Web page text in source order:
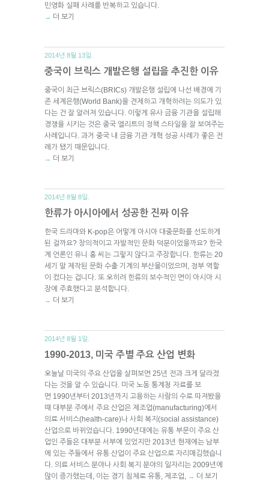
민영화 실패 사례를 반복하고 있습니다.
→ 더 보기
2014년 8월 13일.
중국이 브릭스 개발은행 설립을 추진한 이유
중국이 최근 브릭스(BRICs) 개발은행 설립에 나선 배경에 기
존 세계은행(World Bank)을 견제하고 개혁하려는 의도가 있
다는 건 잘 알려져 있습니다. 이렇게 유사 금융 기관을 설립해
경쟁을 시키는 것은 중국 엘리트의 정책 스타일을 잘 보여주는
사례입니다. 과거 중국 내 금융 기관 개혁 성공 사례가 좋은 전
례가 됐기 때문입니다.
→ 더 보기
2014년 8월 8일.
한류가 아시아에서 성공한 진짜 이유
한국 드라마와 K-pop은 어떻게 아시아 대중문화를 선도하게
된 걸까요? 창의적이고 자발적인 문화 덕분이었을까요? 한국
계 언론인 유니 홍 씨는 그렇지 않다고 주장합니다. 한류는 20
세기 말 제작된 문화 수출 기계의 부산물이었으며, 정부 역할
이 컸다는 겁니다. 또 오히려 한류의 보수적인 면이 아시아 시
장에 주효했다고 분석합니다.
→ 더 보기
2014년 8월 1일.
1990-2013, 미국 주별 주요 산업 변화
오늘날 미국의 주요 산업을 살펴보면 25년 전과 크게 달라졌
다는 것을 알 수 있습니다. 미국 노동 통계청 자료를 보
면 1990년부터 2013년까지 고용하는 사람의 수로 따져봤을
때 대부분 주에서 주요 산업은 제조업(manufacturing)에서
의료 서비스(health-care)나 사회 복지(social assistance)
산업으로 바뀌었습니다. 1990년대에는 유통 부문이 주요 산
업인 주들은 대부분 서부에 있었지만 2013년 현재에는 남부
에 있는 주들에서 유통 산업이 주요 산업으로 자리매김했습니
다. 의료 서비스 분야나 사회 복지 분야의 일자리는 2009년에
많이 증가했는데, 이는 경기 침체로 유통, 제조업,
→ 더 보기